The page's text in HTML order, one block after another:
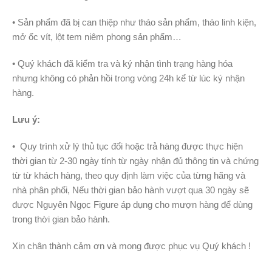
• Sản phẩm đã bị can thiệp như tháo sản phẩm, tháo linh kiện,
mở ốc vít, lột tem niêm phong sản phẩm…
• Quý khách đã kiểm tra và ký nhận tình trạng hàng hóa
nhưng không có phản hồi trong vòng 24h kể từ lúc ký nhận
hàng.
Lưu ý:
• Quy trình xử lý thủ tục đổi hoặc trả hàng được thực hiện
thời gian từ 2-30 ngày tính từ ngày nhận đủ thông tin và chứng
từ từ khách hàng, theo quy định làm việc của từng hãng và
nhà phân phối, Nếu thời gian bảo hành vượt qua 30 ngày sẽ
được Nguyên Ngọc Figure áp dụng cho mượn hàng để dùng
trong thời gian bảo hành.
Xin chân thành cảm ơn và mong được phục vụ Quý khách !